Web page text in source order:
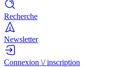
Recherche
Newsletter
Connexion \/ inscription